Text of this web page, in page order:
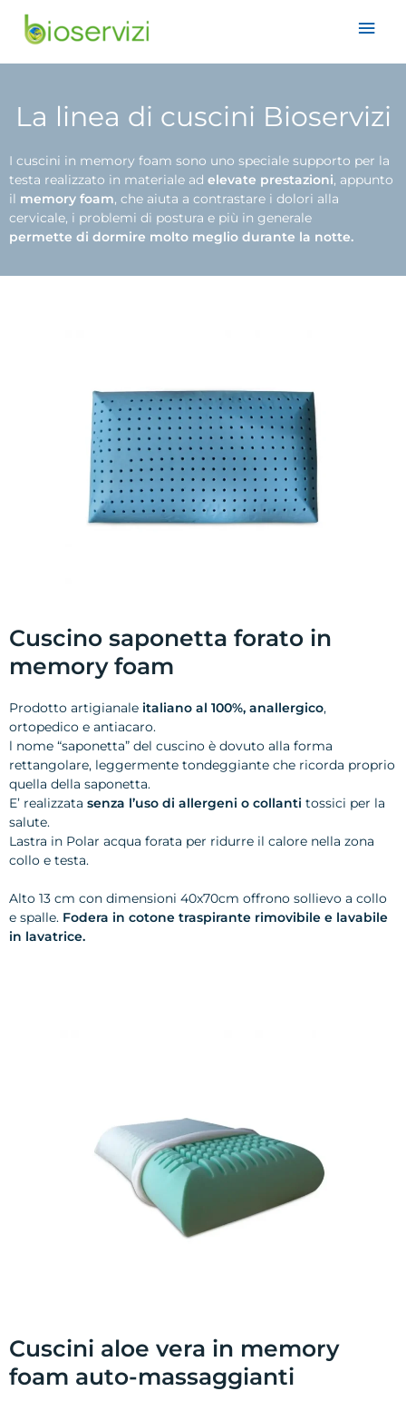
La linea di cuscini Bioservizi
I cuscini in memory foam sono uno speciale supporto per la
testa realizzato in materiale ad elevate prestazioni, appunto
il memory foam, che aiuta a contrastare i dolori alla
cervicale, i problemi di postura e più in generale
permette di dormire molto meglio durante la notte.
Cuscino saponetta forato in
memory foam
Prodotto artigianale italiano al 100%, anallergico,
ortopedico e antiacaro.
l nome “saponetta” del cuscino è dovuto alla forma
rettangolare, leggermente tondeggiante che ricorda proprio
quella della saponetta.
E’ realizzata senza l’uso di allergeni o collanti tossici per la
salute.
Lastra in Polar acqua forata per ridurre il calore nella zona
collo e testa.
Alto 13 cm con dimensioni 40x70cm offrono sollievo a collo
e spalle. Fodera in cotone traspirante rimovibile e lavabile
in lavatrice.
Cuscini aloe vera in memory
foam auto-massaggianti